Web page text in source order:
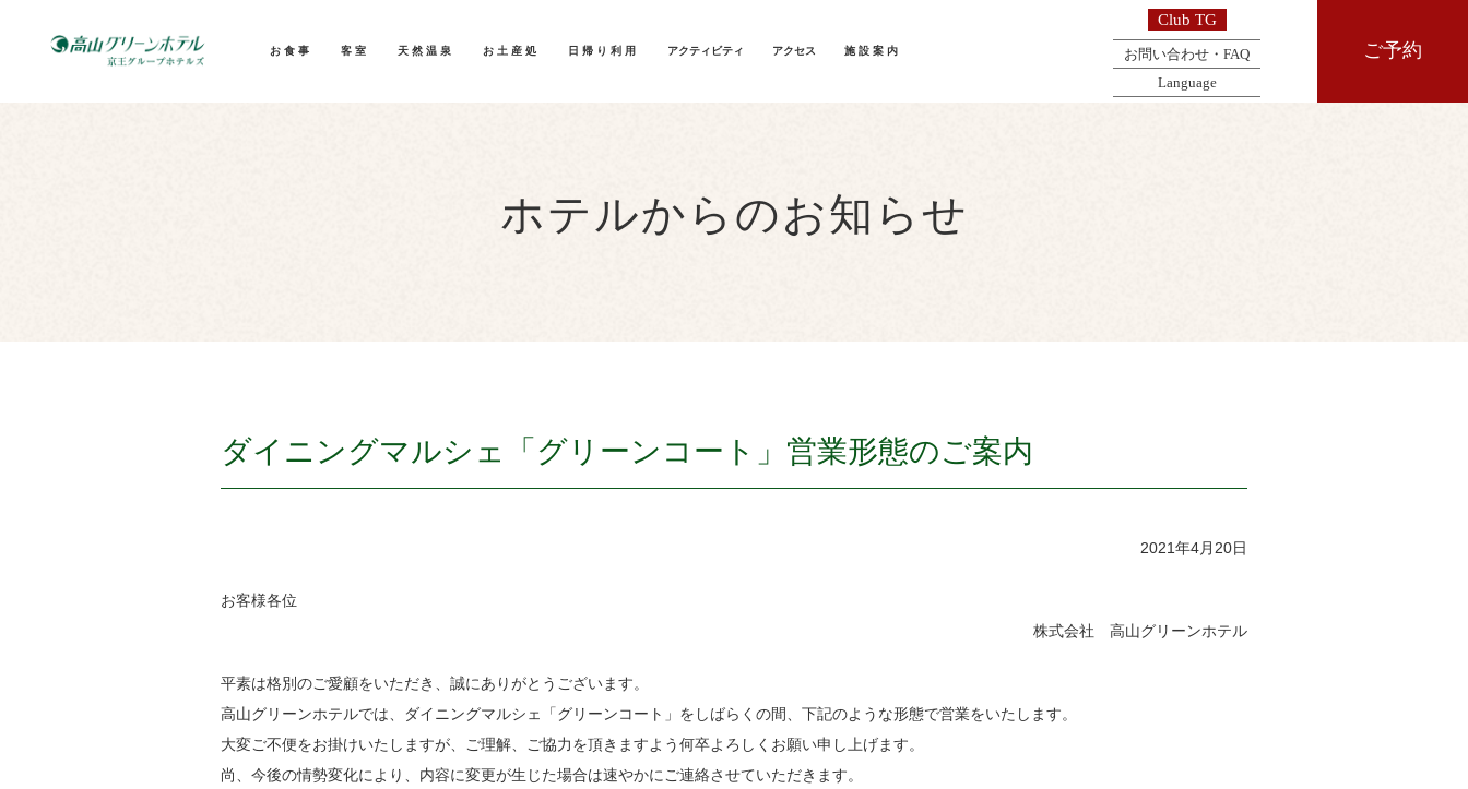
お食事 客室 天然温泉 お土産処 日帰り利用 アクティビティ アクセス 施設案内
Club TG
お問い合わせ・FAQ
Language
ご予約
ホテルからのお知らせ
ダイニングマルシェ「グリーンコート」営業形態のご案内
2021年4月20日
お客様各位
株式会社 高山グリーンホテル
平素は格別のご愛顧をいただき、誠にありがとうございます。
高山グリーンホテルでは、ダイニングマルシェ「グリーンコート」をしばらくの間、下記のような形態で営業をいたします。
大変ご不便をお掛けいたしますが、ご理解、ご協力を頂きますよう何卒よろしくお願い申し上げます。
尚、今後の情勢変化により、内容に変更が生じた場合は速やかにご連絡させていただきます。